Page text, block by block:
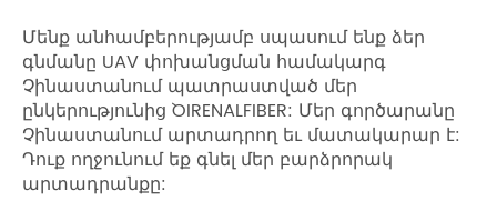
Մենք անհամբերությամբ սպասում ենք ձեր
գնմանը UAV փոխանցման համակարգ
Չինաստանում պատրաստված մեր
ընկերությունից `OIRENALFIBER: Մեր գործարանը
Չինաստանում արտադրող եւ մատակարար է:
Դուք ողջունում եք գնել մեր բարձրորակ
արտադրանքը: